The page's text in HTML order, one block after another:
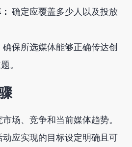
确定应覆盖多少人以及投放
确保所选媒体能够正确传达创
。
市场、竞争和当前媒体趋势。
动应实现的目标设定明确且可